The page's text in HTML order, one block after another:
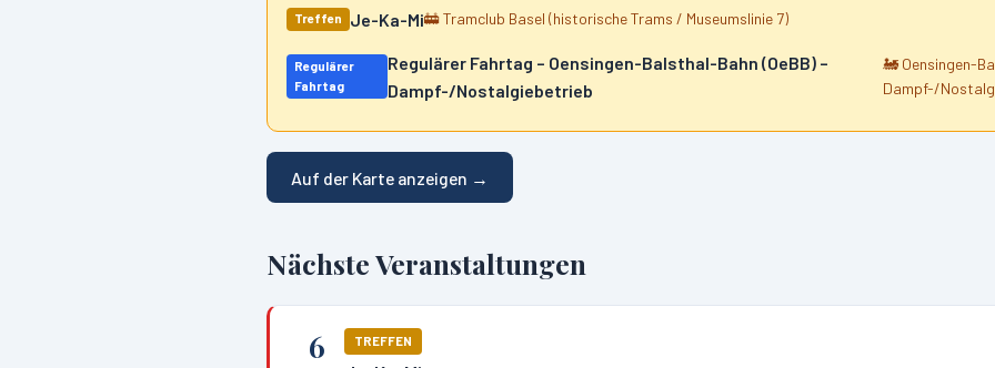
Treffen Je-Ka-Mi🚋Tramclub Basel (historische Trams / Museumslinie 7)
Regulärer
Fahrtag
Regulärer Fahrtag – Oensingen-Balsthal-Bahn (OeBB) –
Dampf-/Nostalgiebetrieb
🚂 Oensingen-
Dampf-/
Auf der Karte anzeigen →
Nächste Veranstaltungen
6 TREFFEN